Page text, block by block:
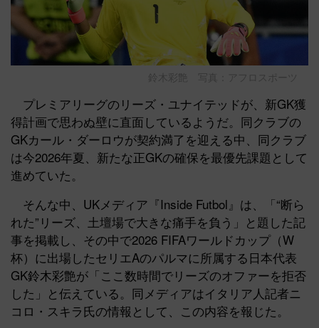
鈴木彩艶 写真：アフロスポーツ
プレミアリーグのリーズ・ユナイテッドが、新GK獲
得計画で思わぬ壁に直面しているようだ。同クラブの
GKカール・ダーロウが契約満了を迎える中、同クラブ
は今2026年夏、新たな正GKの確保を最優先課題として
進めていた。
そんな中、UKメディア『Inside Futbol』は、「“断ら
れた”リーズ、土壇場で大きな痛手を負う」と題した記
事を掲載し、その中で2026 FIFAワールドカップ（W
杯）に出場したセリエAのパルマに所属する日本代表
GK鈴木彩艶が「ここ数時間でリーズのオファーを拒否
した」と伝えている。同メディアはイタリア人記者ニ
コロ・スキラ氏の情報として、この内容を報じた。